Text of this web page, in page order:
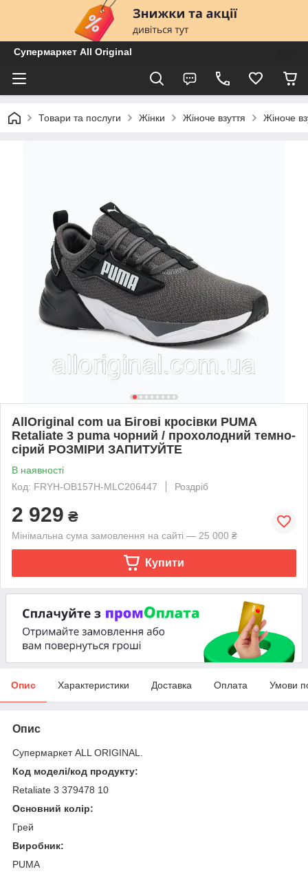
Супермаркет All Original
Товари та послуги Жінки Жіноче взуття Жіноче
AllOriginal com ua Бігові кросівки PUMA
Retaliate 3 puma чорний / прохолодний темно-
сірий РОЗМІРИ ЗАПИТУЙТЕ
В наявності
Код: FRYH-OB157H-MLC206447
Роздріб
2 929 ₴
Мінімальна сума замовлення на сайті — 25 000 ₴
Купити
Опис Характеристики Доставка Оплата Умови
Опис
Супермаркет ALL ORIGINAL.
Код моделі/код продукту:
Retaliate 3 379478 10
Основний колір:
Грей
Виробник:
PUMA